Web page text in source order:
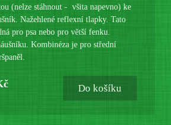
(nelze stáhnout - všita napevno) ke
Nažehlené reflexní tlapky. Tato
pro psa nebo pro větší fenku.
Kombinéza je pro střední
Do košíku